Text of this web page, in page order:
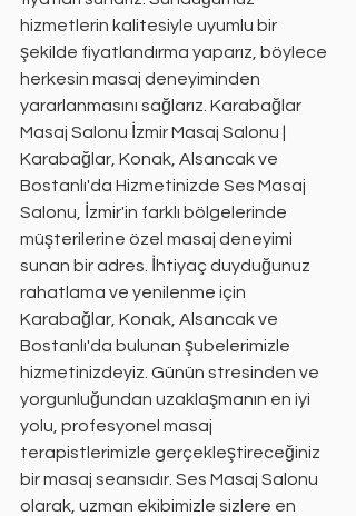
hizmetlerin kalitesiyle uyumlu bir
şekilde fiyatlandırma yaparız, böylece
herkesin masaj deneyiminden
yararlanmasını sağlarız. Karabağlar
Masaj Salonu İzmir Masaj Salonu |
Karabağlar, Konak, Alsancak ve
Bostanlı'da Hizmetinizde Ses Masaj
Salonu, İzmir'in farklı bölgelerinde
müşterilerine özel masaj deneyimi
sunan bir adres. İhtiyaç duyduğunuz
rahatlama ve yenilenme için
Karabağlar, Konak, Alsancak ve
Bostanlı'da bulunan şubelerimizle
hizmetinizdeyiz. Günün stresinden ve
yorgunluğundan uzaklaşmanın en iyi
yolu, profesyonel masaj
terapistlerimizle gerçekleştireceğiniz
bir masaj seansıdır. Ses Masaj Salonu
olarak, uzman ekibimizle sizlere en